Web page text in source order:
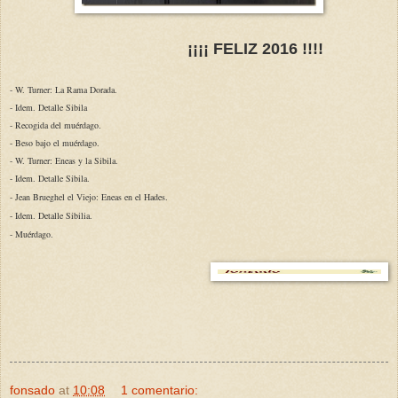
¡¡¡¡ FELIZ 2016 !!!!
- W. Turner: La Rama Dorada.
- Idem. Detalle Sibila
- Recogida del muérdago.
- Beso bajo el muérdago.
- W. Turner: Eneas y la Sibila.
- Idem. Detalle Sibila.
- Jean Brueghel el Viejo: Eneas en el Hades.
- Idem. Detalle Sibilia.
- Muérdago.
fonsado at 10:08 1 comentario: